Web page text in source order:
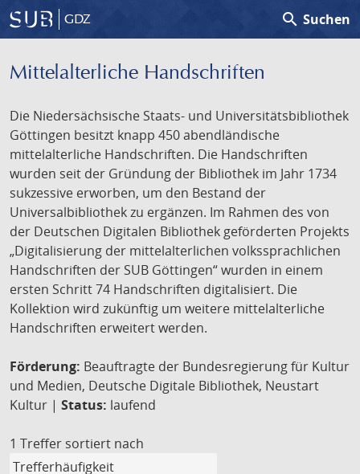
GDZ search Suchen
Mittelalterliche Handschriften
Die Niedersächsische Staats- und Universitätsbibliothek
Göttingen besitzt knapp 450 abendländische
mittelalterliche Handschriften. Die Handschriften
wurden seit der Gründung der Bibliothek im Jahr 1734
sukzessive erworben, um den Bestand der
Universalbibliothek zu ergänzen. Im Rahmen des von
der Deutschen Digitalen Bibliothek geförderten Projekts
„Digitalisierung der mittelalterlichen volkssprachlichen
Handschriften der SUB Göttingen“ wurden in einem
ersten Schritt 74 Handschriften digitalisiert. Die
Kollektion wird zukünftig um weitere mittelalterliche
Handschriften erweitert werden.
Förderung: Beauftragte der Bundesregierung für Kultur
und Medien, Deutsche Digitale Bibliothek, Neustart
Kultur | Status: laufend
1 Treffer sortiert nach